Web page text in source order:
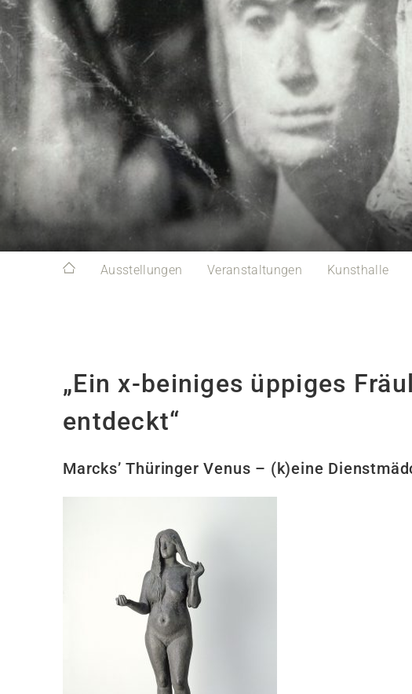
Ausstellungen Veranstaltungen Kunsthalle
„Ein x-beiniges üppiges
entdeckt“
Marcks’ Thüringer Venus – (k)eine